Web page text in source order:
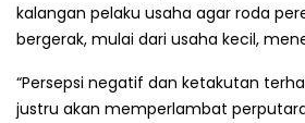
kalangan pelaku usaha agar roda
bergerak, mulai dari usaha kecil,
“Persepsi negatif dan ketakutan
justru akan memperlambat